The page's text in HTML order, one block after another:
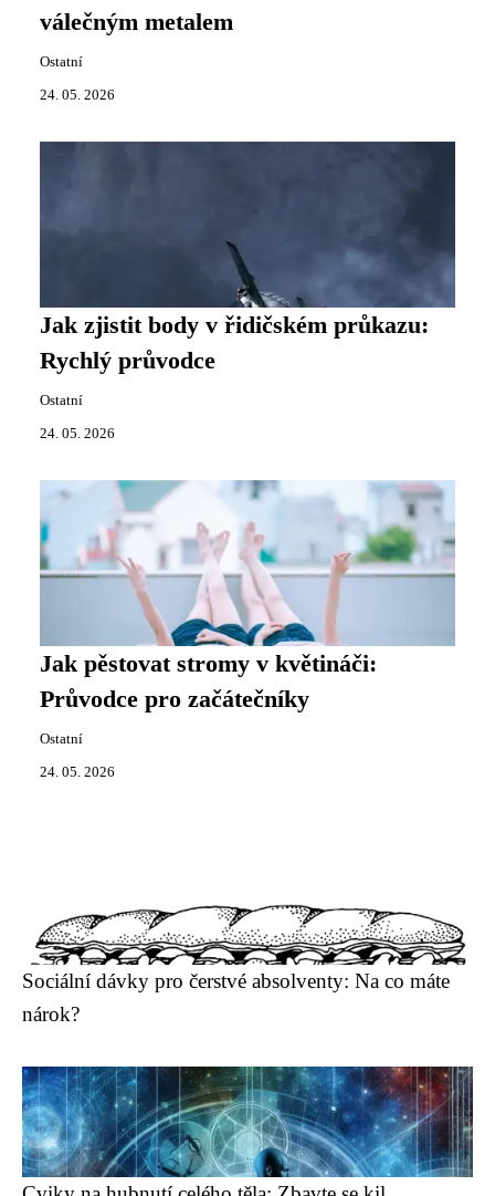
válečným metalem
Ostatní
24. 05. 2026
Jak zjistit body v řidičském průkazu:
Rychlý průvodce
Ostatní
24. 05. 2026
Jak pěstovat stromy v květináči:
Průvodce pro začátečníky
Ostatní
24. 05. 2026
Sociální dávky pro čerstvé absolventy: Na co máte
nárok?